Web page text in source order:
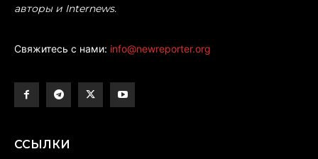
авторы и Internews.
Свяжитесь с нами: info@newreporter.org
ССЫЛКИ